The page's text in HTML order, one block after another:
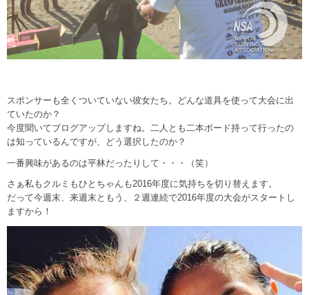
スポンサーも全くついていない彼女たち。どんな道具を使って大会に出
ていたのか？
今度聞いてブログアップしますね。二人とも二本ボード持って行ったの
は知っているんですが、どう選択したのか？
一番興味があるのは平林だったりして・・・（笑）
さぁ私もクルミもひとちゃんも2016年度に気持ちを切り替えます。
だって今週末、来週末ともう、２週連続で2016年度の大会がスタートし
ますから！